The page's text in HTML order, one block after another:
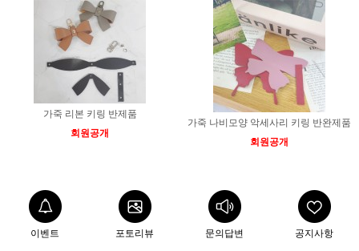
가죽 리본 키링 반제품
회원공개
가죽 나비모양 악세사리 키링 반완제품
회원공개
이벤트 포토리뷰 문의답변 공지사항